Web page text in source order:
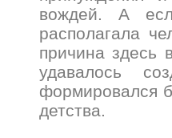
вождей. А
располагала
причина здесь
удавалось
формировался
детства.